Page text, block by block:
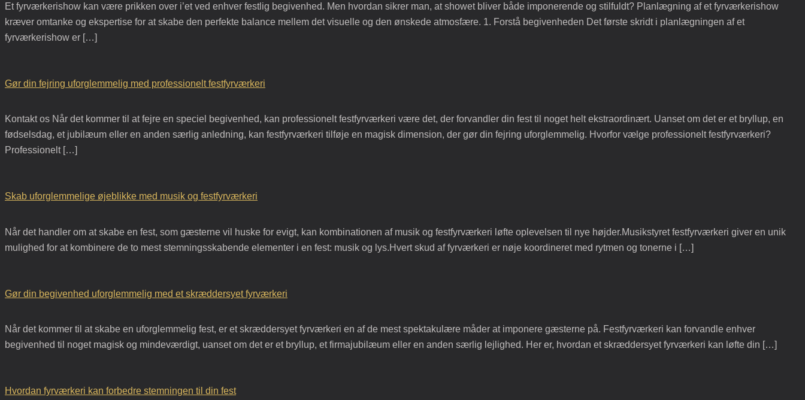
Et fyrværkerishow kan være prikken over i’et ved enhver festlig begivenhed. Men hvordan sikrer man, at showet bliver både imponerende og stilfuldt? Planlægning af et fyrværkerishow
kræver omtanke og ekspertise for at skabe den perfekte balance mellem det visuelle og den ønskede atmosfære. 1. Forstå begivenheden Det første skridt i planlægningen af et
fyrværkerishow er […]
Gør din fejring uforglemmelig med professionelt festfyrværkeri
Kontakt os Når det kommer til at fejre en speciel begivenhed, kan professionelt festfyrværkeri være det, der forvandler din fest til noget helt ekstraordinært. Uanset om det er et bryllup, en
fødselsdag, et jubilæum eller en anden særlig anledning, kan festfyrværkeri tilføje en magisk dimension, der gør din fejring uforglemmelig. Hvorfor vælge professionelt festfyrværkeri?
Professionelt […]
Skab uforglemmelige øjeblikke med musik og festfyrværkeri
Når det handler om at skabe en fest, som gæsterne vil huske for evigt, kan kombinationen af musik og festfyrværkeri løfte oplevelsen til nye højder.Musikstyret festfyrværkeri giver en unik
mulighed for at kombinere de to mest stemningsskabende elementer i en fest: musik og lys.Hvert skud af fyrværkeri er nøje koordineret med rytmen og tonerne i […]
Gør din begivenhed uforglemmelig med et skræddersyet fyrværkeri
Når det kommer til at skabe en uforglemmelig fest, er et skræddersyet fyrværkeri en af de mest spektakulære måder at imponere gæsterne på. Festfyrværkeri kan forvandle enhver
begivenhed til noget magisk og mindeværdigt, uanset om det er et bryllup, et firmajubilæum eller en anden særlig lejlighed. Her er, hvordan et skræddersyet fyrværkeri kan løfte din […]
Hvordan fyrværkeri kan forbedre stemningen til din fest